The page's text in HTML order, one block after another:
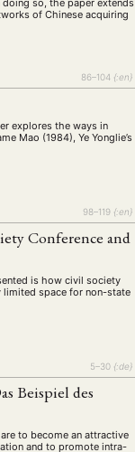
Kunst
(12)
so, the paper extends
of Chinese acquiring
86–104 {:en}
explores the ways in
Mao (1984), Ye Yonglie’s
98–119 {:en}
Conference and
is how civil society
limited space for non-state
5–30 {:de}
Beispiel des
to become an attractive
and to promote intra-